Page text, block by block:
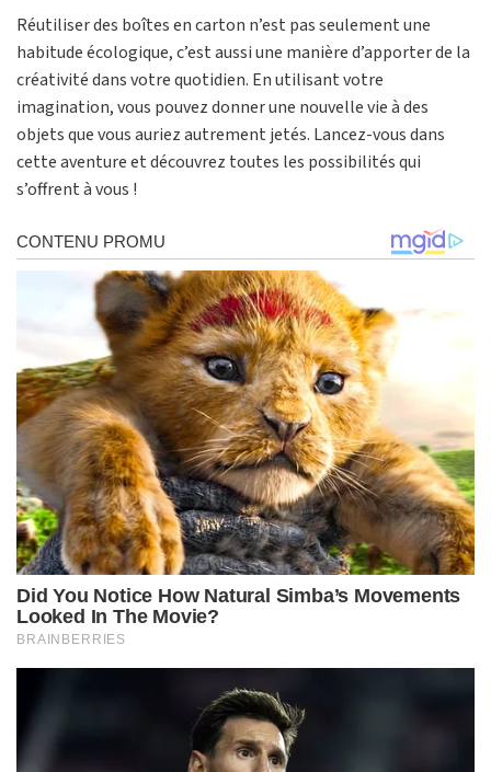
Réutiliser des boîtes en carton n’est pas seulement une
habitude écologique, c’est aussi une manière d’apporter de la
créativité dans votre quotidien. En utilisant votre
imagination, vous pouvez donner une nouvelle vie à des
objets que vous auriez autrement jetés. Lancez-vous dans
cette aventure et découvrez toutes les possibilités qui
s’offrent à vous !